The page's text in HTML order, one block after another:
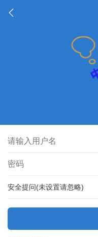
安全提问(未设置请忽略)